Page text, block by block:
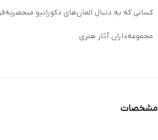
کسانی که به دنبال المان‌های دکوراتیو
مجموعه‌داران آثار هنری
مشخصات